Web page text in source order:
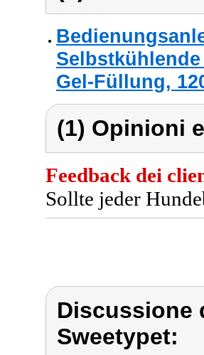
Gel-Füllung,
(1) Opinioni
Feedback dei
Sollte jeder
Discussione
Sweetypet: